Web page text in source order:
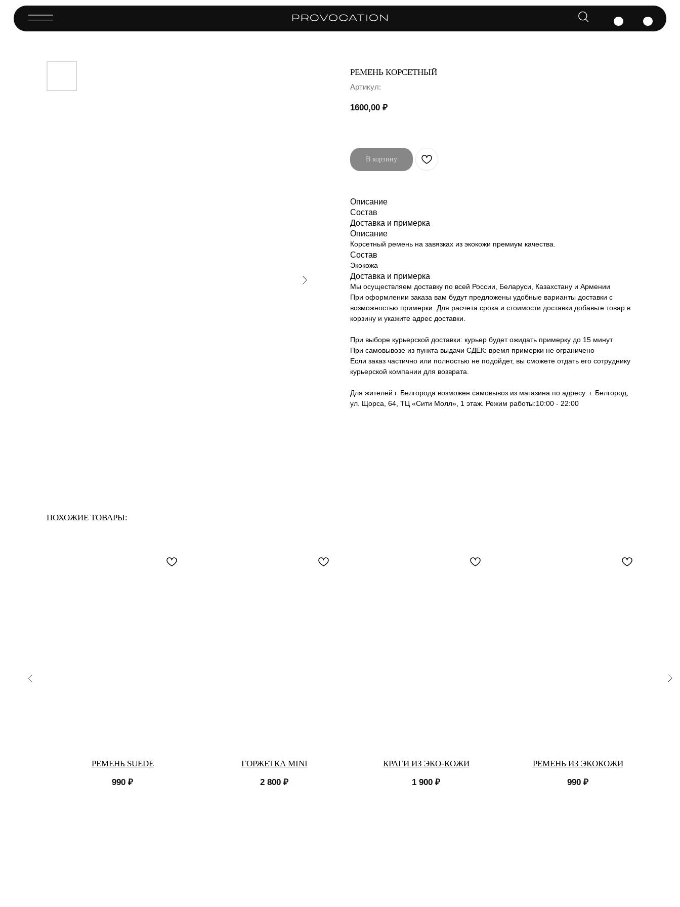
РЕМЕНЬ КОРСЕТНЫЙ
Артикул:
1600,00 ₽
В корзину
Описание
Состав
Доставка и примерка
Описание
Корсетный ремень на завязках из экокожи премиум качества.
Состав
Экокожа
Доставка и примерка
Мы осуществляем доставку по всей России, Беларуси, Казахстану и Армении
При оформлении заказа вам будут предложены удобные варианты доставки с
возможностью примерки. Для расчета срока и стоимости доставки добавьте товар в
корзину и укажите адрес доставки.
При выборе курьерской доставки: курьер будет ожидать примерку до 15 минут
При самовывозе из пункта выдачи СДЕК: время примерки не ограничено
Если заказ частично или полностью не подойдет, вы сможете отдать его сотруднику
курьерской компании для возврата.
Для жителей г. Белгорода возможен самовывоз из магазина по адресу: г. Белгород,
ул. Щорса, 64, ТЦ «Сити Молл», 1 этаж. Режим работы:10:00 - 22:00
ПОХОЖИЕ ТОВАРЫ:
РЕМЕНЬ SUEDE
990 ₽
ГОРЖЕТКА MINI
2 800 ₽
КРАГИ ИЗ ЭКО-КОЖИ
1 900 ₽
РЕМЕНЬ ИЗ ЭКОКОЖИ
990 ₽